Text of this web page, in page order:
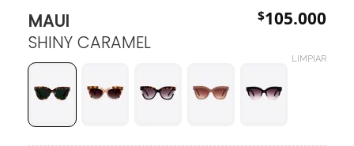
MAUI
SHINY CARAMEL
$105.000
LIMPIAR